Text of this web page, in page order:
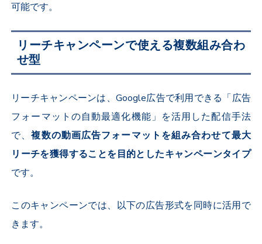
可能です。
リーチキャンペーンで使える複数組み合わ
せ型
リーチキャンペーンは、 Google広告で利用できる「広告
フォーマットの自動最適化機能」を活用した配信手法
で、複数の動画広告フォーマットを組み合わせて最大
リーチを獲得することを目的としたキャンペーンタイプ
です。
このキャンペーンでは、以下の広告形式を同時に活用で
きます。